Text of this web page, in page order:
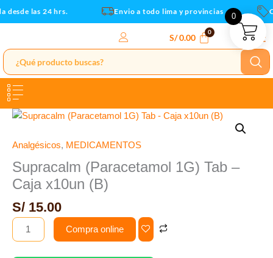
Ir
al
las 24 hrs. Envio a todo lima y provincias
S/0.00
Analgésicos, MEDICAMENTOS
Supracalm (Paracetamol 1G) Tab –
Caja x10un (B)
S/ 15.00
Supracalm
1G)
-
Caja
x10un
(B)
cantidad
Compra online
0
x10un
cantidad